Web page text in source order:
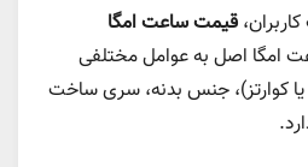
قیمت ساعت امگا
امگا اصل به عوامل مختلفی
یا کوارتز)، جنس بدنه، سری ساخت